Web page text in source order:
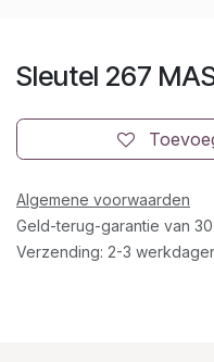
Sleutel 267
Algemene voorwaarden
Geld-terug-garantie van
Verzending: 2-3